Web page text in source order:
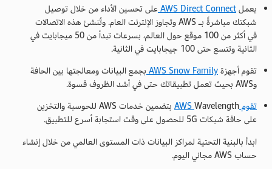
يعملAWS Direct Connect على تحسين الأداء من خلال توصيل
شبكتك مباشرةً بـ AWS وتجاوز الإنترنت العام. وتُنشئ هذه الاتصالات
في أكثر من 100 موقع حول العالم، بسرعات تبدأ من 50 ميجابايت في
الثانية وتتسع حتى 100 جيجابايت في الثانية.
تقوم أجهزةAWS Snow Family بجمع البيانات ومعالجتها بين الحافة
وAWS بحيث تعمل تطبيقاتك حتى في أشد الظروف قسوة.
تقوم AWS
Wavelength بتضمين خدمات AWS للحوسبة والتخزين
على حافة شبكات 5G للحصول على وقت استجابة أسرع للتطبيق.
ابدأ بالبنية التحتية لمراكز البيانات ذات المستوى العالمي من خلال إنشاء
حساب AWS مجاني اليوم.